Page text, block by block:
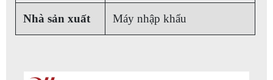
Nhà sản xuất Máy nhập khẩu